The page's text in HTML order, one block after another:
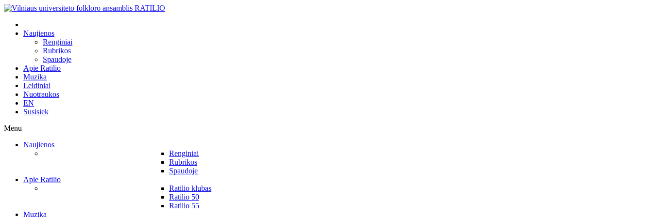
Naujienos
Renginiai
Rubrikos
Spaudoje
Apie Ratilio
Muzika
Leidiniai
Nuotraukos
EN
Susisiek
Menu
Naujienos
Renginiai
Rubrikos
Spaudoje
Apie Ratilio
Ratilio klubas
Ratilio 50
Ratilio 55
Muzika